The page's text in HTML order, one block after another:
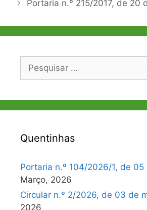
Portaria n.º 215/2017, de 20
Pesquisar
Quentinhas
Portaria n.º 104/2026/1, de 05
Março, 2026
Circular n.º 2/2026, de 03 de
2026